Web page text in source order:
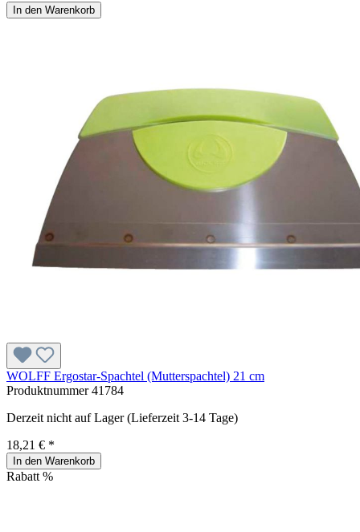
In den Warenkorb
WOLFF Ergostar-Spachtel (Mutterspachtel) 21 cm
Produktnummer41784
Derzeit nicht auf Lager (Lieferzeit 3-14 Tage)
18,21 € *
In den Warenkorb
Rabatt %